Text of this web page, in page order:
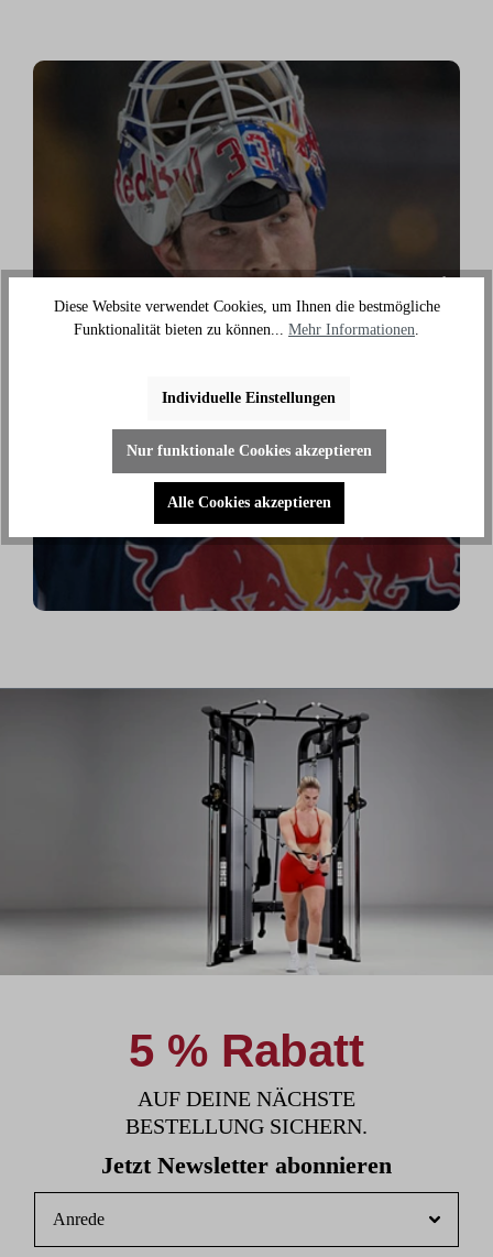
Meister)
"Ich benutze das Bike jeden Tag und es hilft mir
außerhalb des Eises an meiner Fitness zu arbeiten."
›
5 % Rabatt
AUF DEINE NÄCHSTE
BESTELLUNG SICHERN.
Jetzt Newsletter abonnieren
Diese Website verwendet Cookies, um Ihnen die bestmögliche
Funktionalität bieten zu können... Mehr Informationen.
Individuelle Einstellungen
Nur funktionale Cookies akzeptieren
Alle Cookies akzeptieren